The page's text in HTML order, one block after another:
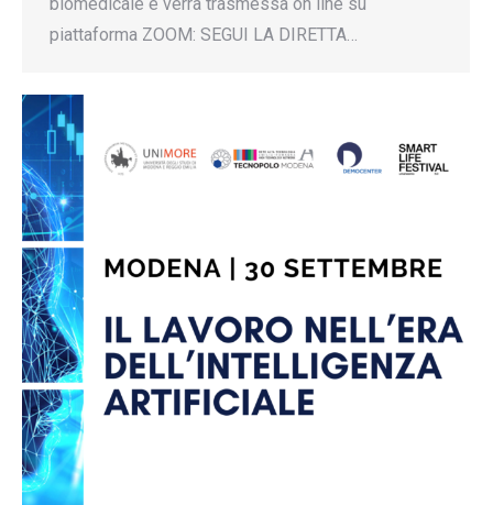
piattaforma ZOOM: SEGUI LA DIRETTA…